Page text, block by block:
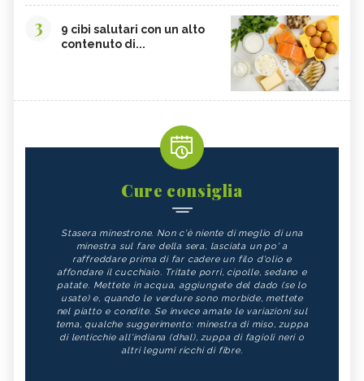
3
9 cibi salutari con un alto
contenuto di...
Cure consiglia
Stasera minestrone. Non c'è niente di meglio di una
minestra sul fare della sera, lasciata un po' a
raffreddare prima di far cadere un filo d'olio e
affondare il cucchiaio. Tritate porri, cipolle, sedano e
patate. Mettete in acqua, aggiungete del dado (se lo
usate) e, quando le verdure sono morbide, mettete
nel piatto e condite. Se invece amate le variazioni sul
tema, qualche suggerimento: minestra di miso, zuppa
di lenticchie all'indiana (dhal), zuppa di fagioli neri o
altri legumi ricchi di fibre.